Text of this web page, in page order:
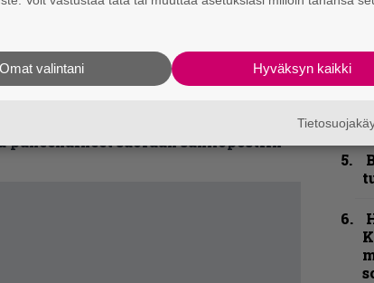
tiedät mistä kahvitauolla puhutaan!
suoraan sähköpostiin
Hyväksyn kaikki
Omat valintani